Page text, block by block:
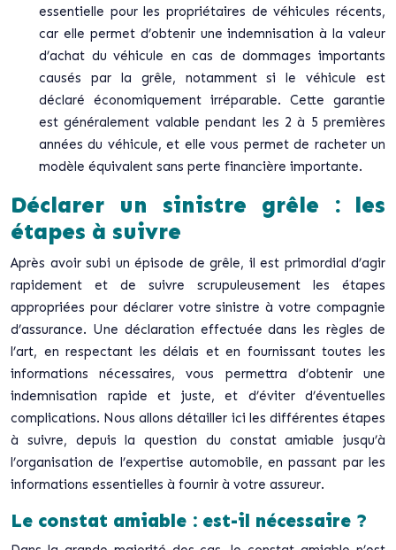
essentielle pour les propriétaires de véhicules récents,
car elle permet d’obtenir une indemnisation à la valeur
d’achat du véhicule en cas de dommages importants
causés par la grêle, notamment si le véhicule est
déclaré économiquement irréparable. Cette garantie
est généralement valable pendant les 2 à 5 premières
années du véhicule, et elle vous permet de racheter un
modèle équivalent sans perte financière importante.
Déclarer un sinistre grêle : les
étapes à suivre
Après avoir subi un épisode de grêle, il est primordial d’agir
rapidement et de suivre scrupuleusement les étapes
appropriées pour déclarer votre sinistre à votre compagnie
d’assurance. Une déclaration effectuée dans les règles de
l’art, en respectant les délais et en fournissant toutes les
informations nécessaires, vous permettra d’obtenir une
indemnisation rapide et juste, et d’éviter d’éventuelles
complications. Nous allons détailler ici les différentes étapes
à suivre, depuis la question du constat amiable jusqu’à
l’organisation de l’expertise automobile, en passant par les
informations essentielles à fournir à votre assureur.
Le constat amiable : est-il nécessaire ?